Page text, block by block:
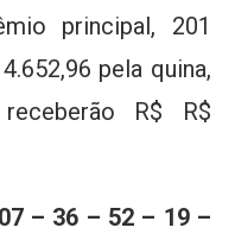
principal, 201
pela quina,
R$ R$
– 36 – 52 – 19 –